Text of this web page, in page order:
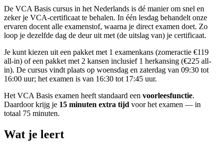
De VCA Basis cursus in het Nederlands is dé manier om snel en
zeker je VCA-certificaat te behalen. In één lesdag behandelt onze
ervaren docent alle examenstof, waarna je direct examen doet. Zo
loop je dezelfde dag de deur uit met (de uitslag van) je certificaat.
Je kunt kiezen uit een pakket met 1 examenkans (zomeractie €119
all-in) of een pakket met 2 kansen inclusief 1 herkansing (€225 all-
in). De cursus vindt plaats op woensdag en zaterdag van 09:30 tot
16:00 uur; het examen is van 16:30 tot 17:45 uur.
Het VCA Basis examen heeft standaard een voorleesfunctie.
Daardoor krijg je 15 minuten extra tijd voor het examen — in
totaal 75 minuten.
Wat je leert